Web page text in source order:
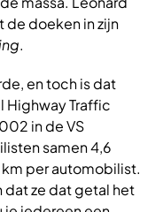
doeken in zijn
.
en toch is dat
Highway Traffic
in de VS
samen 4,6
per automobilist.
dat ze dat getal het